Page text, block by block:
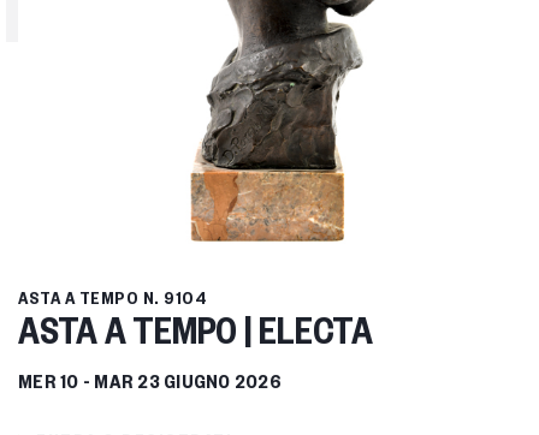
ASTA A TEMPO N. 9104
ASTA A TEMPO | ELECTA
MER10 - MAR 23 GIUGNO 2026